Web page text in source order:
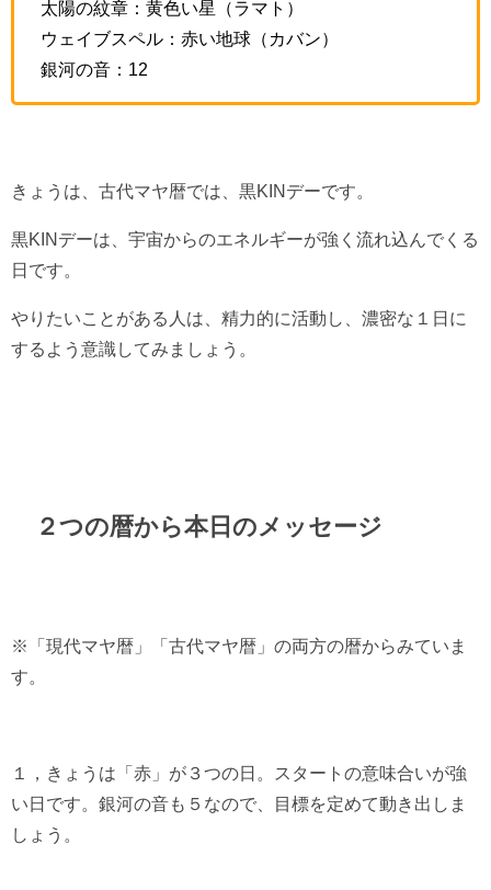
太陽の紋章：黄色い星（ラマト）
ウェイブスペル：赤い地球（カバン）
銀河の音：12
きょうは、古代マヤ暦では、黒KINデーです。
黒KINデーは、宇宙からのエネルギーが強く流れ込んでくる
日です。
やりたいことがある人は、精力的に活動し、濃密な１日に
するよう意識してみましょう。
２つの暦から本日のメッセージ
※「現代マヤ暦」「古代マヤ暦」の両方の暦からみていま
す。
１，きょうは「赤」が３つの日。スタートの意味合いが強
い日です。銀河の音も５なので、目標を定めて動き出しま
しょう。